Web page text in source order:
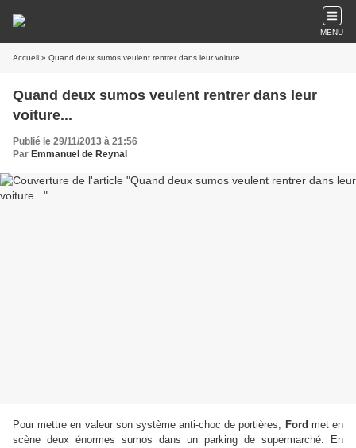
MENU
Accueil » Quand deux sumos veulent rentrer dans leur voiture...
Quand deux sumos veulent rentrer dans leur
voiture...
Publié le 29/11/2013 à 21:56
Par Emmanuel de Reynal
Pour mettre en valeur son système anti-choc de portières, Ford met en
scène deux énormes sumos dans un parking de supermarché. En